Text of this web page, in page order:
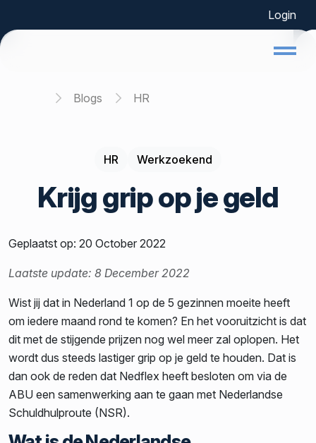
Login
Home Blogs HR
HR Werkzoekend
Krijg grip op je geld
Geplaatst op: 20 October 2022
Laatste update: 8 December 2022
Wist jij dat in Nederland 1 op de 5 gezinnen moeite heeft
om iedere maand rond te komen? En het vooruitzicht is dat
dit met de stijgende prijzen nog wel meer zal oplopen. Het
wordt dus steeds lastiger grip op je geld te houden. Dat is
dan ook de reden dat Nedflex heeft besloten om via de
ABU een samenwerking aan te gaan met Nederlandse
Schuldhulproute (NSR).